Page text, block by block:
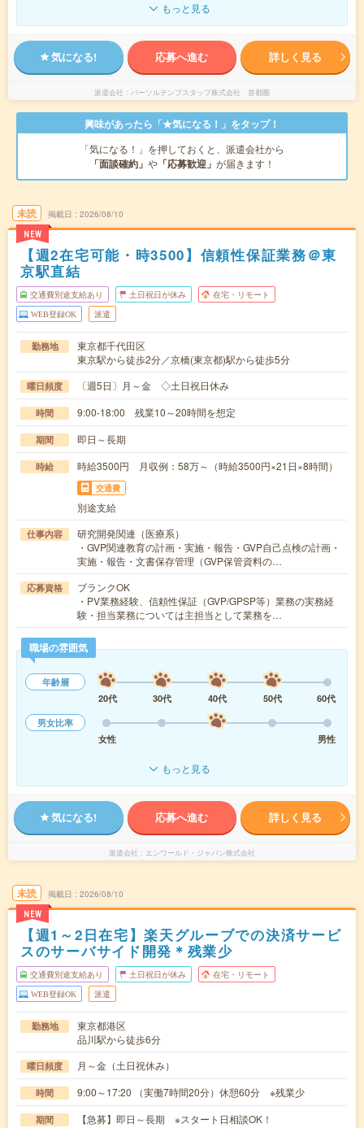
もっと見る
気になる! 応募へ進む 詳しく見る
派遣会社 パーソルテンプスタッフ株式会社 首都圏
興味があったら「★気になる！」をタップ！
「気になる！」を押しておくと、派遣会社から
「面談確約」 や 「応募歓迎」 が届きます！
未読
NEW
掲載日 2026/08/10
【週2在宅可能・時3500】信頼性保証業務＠東
京駅直結
交通費別途支給あり 土日祝日が休み 在宅・リモート
WEB登録OK 派遣
勤務地
東京都千代田区
東京駅から徒歩2分／京橋(東京都)駅から徒歩5分
曜日頻度 〔週5日〕月～金 ◇土日祝日休み
時間 9:00-18:00 残業10～20時間を想定
期間 即日～長期
時給 時給3500円 月収例：58万～（時給3500円×21日×8時間）
交通費
別途支給
仕事内容
研究開発関連（医療系）
・GVP関連教育の計画・実施・報告・GVP自己点検の計画・
実施・報告・文書保存管理（GVP保管資料の…
応募資格
ブランクOK
・PV業務経験、信頼性保証（GVP/GPSP等）業務の実務経
験・担当業務については主担当として業務を…
職場の雰囲気
年齢層
20代
30代 40代 50代
60代
男女比率
女性
男性
もっと見る
気になる! 応募へ進む 詳しく見る
派遣会社 エンワールド・ジャパン株式会社
未読
NEW
掲載日 2026/08/10
【週1～2日在宅】楽天グルーブでの決済サービ
スのサーバサイド開発＊残業少
交通費別途支給あり 土日祝日が休み 在宅・リモート
WEB登録OK 派遣
勤務地
東京都港区
品川駅から徒歩6分
曜日頻度 月～金（土日祝休み）
時間 9:00～17:20 （実働7時間20分）休憩60分 ※残業少
期間 【急募】即日～長期 ※スタート日相談OK！